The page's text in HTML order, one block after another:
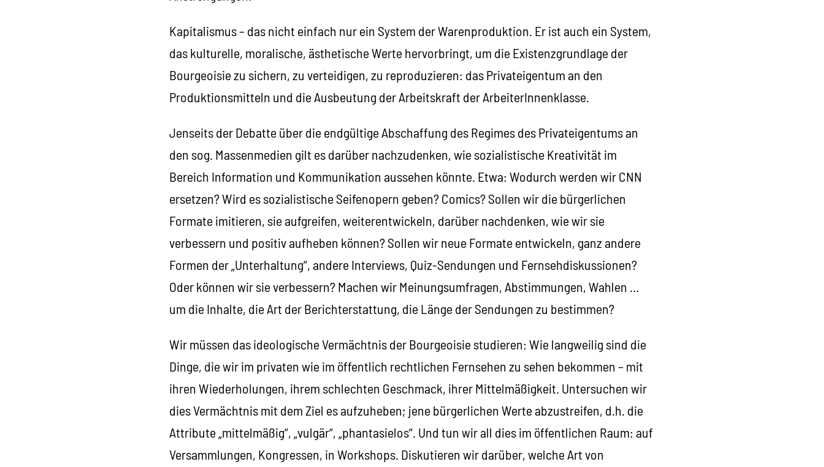
Kapitalismus – das nicht einfach nur ein System der Warenproduktion. Er ist auch ein System,
das kulturelle, moralische, ästhetische Werte hervorbringt, um die Existenzgrundlage der
Bourgeoisie zu sichern, zu verteidigen, zu reproduzieren: das Privateigentum an den
Produktionsmitteln und die Ausbeutung der Arbeitskraft der ArbeiterInnenklasse.
Jenseits der Debatte über die endgültige Abschaffung des Regimes des Privateigentums an
den sog. Massenmedien gilt es darüber nachzudenken, wie sozialistische Kreativität im
Bereich Information und Kommunikation aussehen könnte. Etwa: Wodurch werden wir CNN
ersetzen? Wird es sozialistische Seifenopern geben? Comics? Sollen wir die bürgerlichen
Formate imitieren, sie aufgreifen, weiterentwickeln, darüber nachdenken, wie wir sie
verbessern und positiv aufheben können? Sollen wir neue Formate entwickeln, ganz andere
Formen der „Unterhaltung“, andere Interviews, Quiz-Sendungen und Fernsehdiskussionen?
Oder können wir sie verbessern? Machen wir Meinungsumfragen, Abstimmungen, Wahlen …
um die Inhalte, die Art der Berichterstattung, die Länge der Sendungen zu bestimmen?
Wir müssen das ideologische Vermächtnis der Bourgeoisie studieren: Wie langweilig sind die
Dinge, die wir im privaten wie im öffentlich rechtlichen Fernsehen zu sehen bekommen – mit
ihren Wiederholungen, ihrem schlechten Geschmack, ihrer Mittelmäßigkeit. Untersuchen wir
dies Vermächtnis mit dem Ziel es aufzuheben; jene bürgerlichen Werte abzustreifen, d.h. die
Attribute „mittelmäßig“, „vulgär“, „phantasielos“. Und tun wir all dies im öffentlichen Raum: auf
Versammlungen, Kongressen, in Workshops. Diskutieren wir darüber, welche Art von